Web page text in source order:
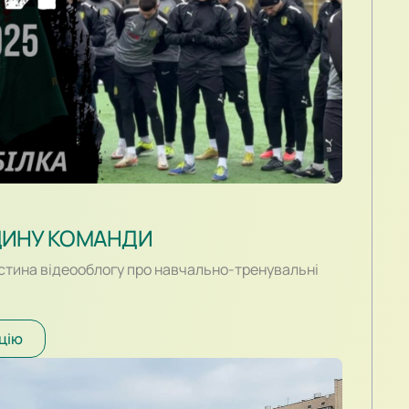
КОМАНДИ
відеооблогу про навчально-тренувальні